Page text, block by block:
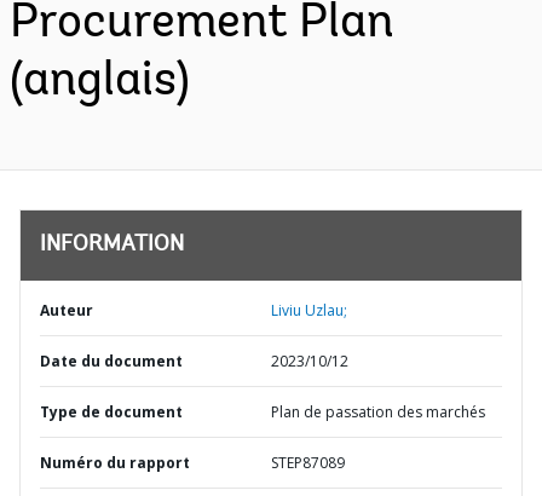
Procurement Plan
(anglais)
INFORMATION
Auteur Liviu Uzlau;
Date du document 2023/10/12
Type de document Plan de passation des marchés
Numéro du rapport STEP87089